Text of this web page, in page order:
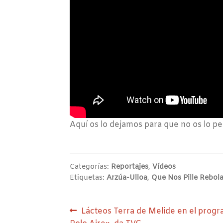
Aquí os lo dejamos para que no os lo
Categorías: Reportajes,Vídeos
Etiquetas:Arzúa-Ulloa, Que Nos Pille
Navegación
Anterior:
Lácteos Terra de Melide en el